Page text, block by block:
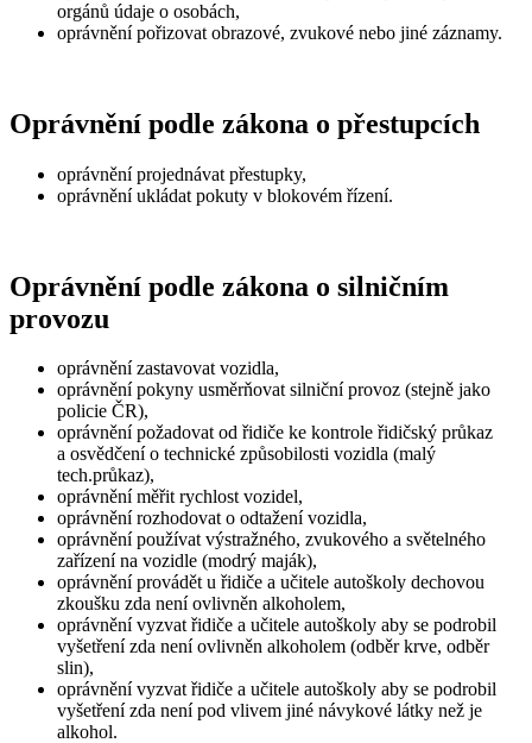
orgánů údaje o osobách,
oprávnění pořizovat obrazové, zvukové nebo jiné záznamy.
Oprávnění podle zákona o přestupcích
oprávnění projednávat přestupky,
oprávnění ukládat pokuty v blokovém řízení.
Oprávnění podle zákona o silničním
provozu
oprávnění zastavovat vozidla,
oprávnění pokyny usměrňovat silniční provoz (stejně jako
policie ČR),
oprávnění požadovat od řidiče ke kontrole řidičský průkaz
a osvědčení o technické způsobilosti vozidla (malý
tech.průkaz),
oprávnění měřit rychlost vozidel,
oprávnění rozhodovat o odtažení vozidla,
oprávnění používat výstražného, zvukového a světelného
zařízení na vozidle (modrý maják),
oprávnění provádět u řidiče a učitele autoškoly dechovou
zkoušku zda není ovlivněn alkoholem,
oprávnění vyzvat řidiče a učitele autoškoly aby se podrobil
vyšetření zda není ovlivněn alkoholem (odběr krve, odběr
slin),
oprávnění vyzvat řidiče a učitele autoškoly aby se podrobil
vyšetření zda není pod vlivem jiné návykové látky než je
alkohol.